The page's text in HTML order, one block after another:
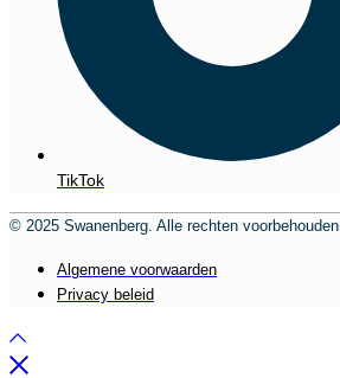
TikTok
© 2025 Swanenberg. Alle rechten voorbehouden.
Algemene voorwaarden
Privacy beleid